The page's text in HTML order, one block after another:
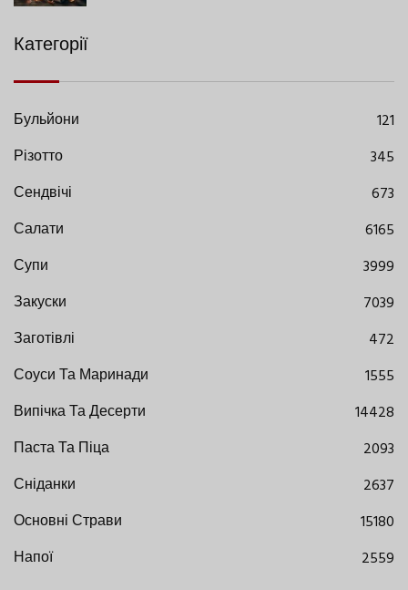
Категорії
Бульйони
121
Різотто
345
Сендвічі
673
Салати
6165
Супи
3999
Закуски
7039
Заготівлі
472
Соуси Та Маринади
1555
Випічка Та Десерти
14428
Паста Та Піца
2093
Сніданки
2637
Основні Страви
15180
Напої
2559